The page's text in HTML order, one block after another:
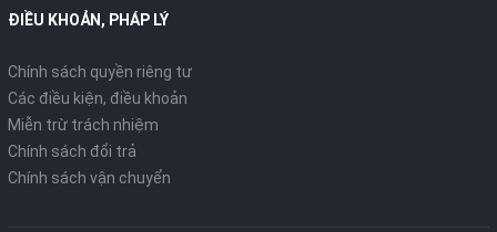
4. Các phiên bản và Bảng màu chi tiết
ĐIỀU KHOẢN, PHÁP LÝ
Chính sách quyền riêng tư
Các điều kiện, điều khoản
Miễn trừ trách nhiệm
Chính sách đổi trả
Chính sách vận chuyển